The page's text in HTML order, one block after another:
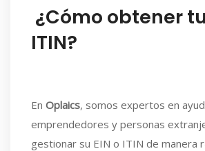
¿Cómo obtener
ITIN?
En Oplaics, somos expertos en
emprendedores y personas
gestionar su EIN o ITIN de manera